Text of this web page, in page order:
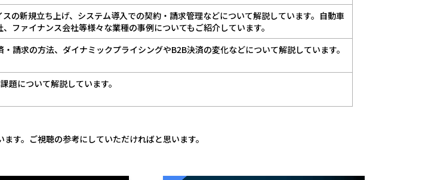
の新規立ち上げ、システム導入での契約・請求管理などについて解説しています。自動車
ファイナンス会社等様々な業種の事例についてもご紹介しています。
請求の方法、ダイナミックプライシングやB2B決済の変化などについて解説しています。
題について解説しています。
す。ご視聴の参考にしていただければと思います。